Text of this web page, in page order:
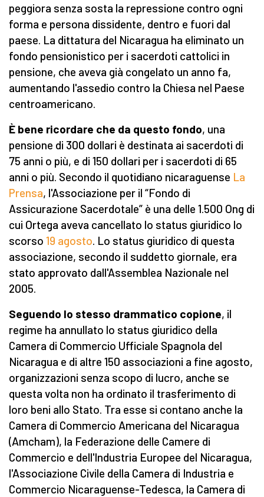
peggiora senza sosta la repressione contro ogni
forma e persona dissidente, dentro e fuori dal
paese. La dittatura del Nicaragua ha eliminato un
fondo pensionistico per i sacerdoti cattolici in
pensione, che aveva già congelato un anno fa,
aumentando l'assedio contro la Chiesa nel Paese
centroamericano.
È bene ricordare che da questo fondo, una
pensione di 300 dollari è destinata ai sacerdoti di
75 anni o più, e di 150 dollari per i sacerdoti di 65
anni o più. Secondo il quotidiano nicaraguense La
Prensa, l'Associazione per il “Fondo di
Assicurazione Sacerdotale” è una delle 1.500 Ong di
cui Ortega aveva cancellato lo status giuridico lo
scorso 19 agosto. Lo status giuridico di questa
associazione, secondo il suddetto giornale, era
stato approvato dall'Assemblea Nazionale nel
2005.
Seguendo lo stesso drammatico copione, il
regime ha annullato lo status giuridico della
Camera di Commercio Ufficiale Spagnola del
Nicaragua e di altre 150 associazioni a fine agosto,
organizzazioni senza scopo di lucro, anche se
questa volta non ha ordinato il trasferimento di
loro beni allo Stato. Tra esse si contano anche la
Camera di Commercio Americana del Nicaragua
(Amcham), la Federazione delle Camere di
Commercio e dell'Industria Europee del Nicaragua,
l'Associazione Civile della Camera di Industria e
Commercio Nicaraguense-Tedesca, la Camera di